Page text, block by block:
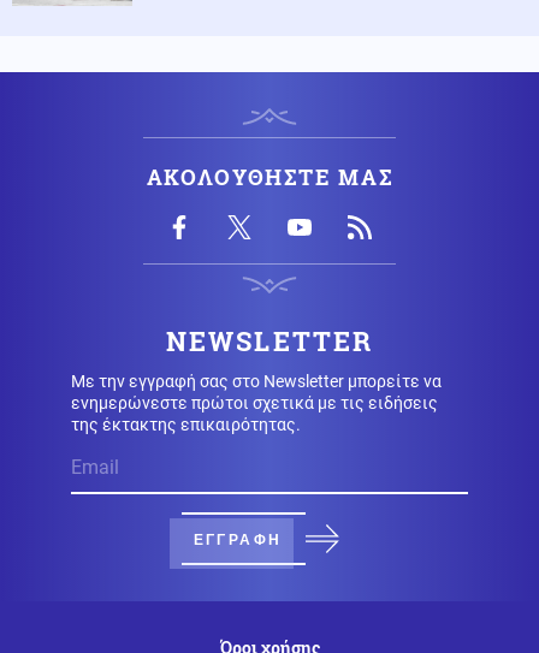
λιμάνια και σταθμούς
ΥΠΑΑΤ: Επιπλέον 12,5 εκατ. ευρώ στις Περιφέρειες για
07.08.2026 - 16:28
USS San Juan
Κόσμος 07.08.2026 - 16:15
Συναγερμός στις αμερικανικές μυστικές υπηρεσίες:
Πιθανό περιορισμένο πλήγμα της Μόσχας σε μέλος
07.08.2026 - 16:01
Πράσινο φως από τον Πούτιν για την πώληση του
ΑΚΟΛΟΥΘΗΣΤΕ ΜΑΣ
NEWSLETTER
Με την εγγραφή σας στο Newsletter μπορείτε να
ενημερώνεστε πρώτοι σχετικά με τις ειδήσεις
της έκτακτης επικαιρότητας.
ΕΓΓΡΑΦΗ
Όροι χρήσης